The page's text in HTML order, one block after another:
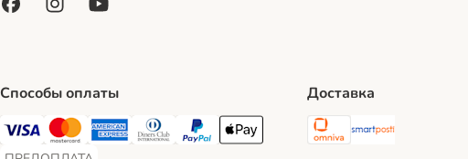
Способы оплаты
Visa Payment Method
Mastercard Payment Method
American Express Payment Method
Diners Club Payment Method
PayPal Payment Method
Apple Pay Payment Method
Доставка
Omniva Shipping
SmartPosti